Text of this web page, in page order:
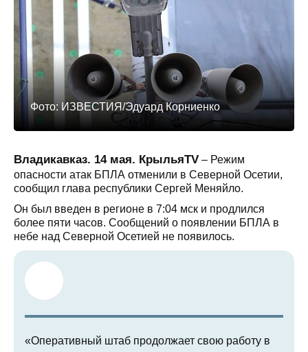
Фото: ИЗВЕСТИЯ/Эдуард Корниенко
Владикавказ. 14 мая. КрыльяTV – Режим
опасности атак БПЛА отменили в Северной Осетии,
сообщил глава республики Сергей Меняйло.
Он был введен в регионе в 7:04 мск и продлился
более пяти часов. Сообщений о появлении БПЛА в
небе над Северной Осетией не появилось.
«Оперативный штаб продолжает свою работу в